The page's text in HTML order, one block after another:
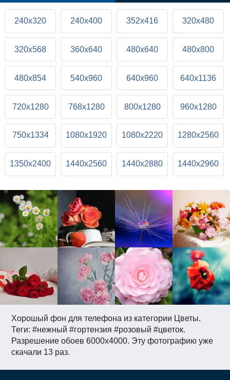
Хорошый фон для телефона из категории Цветы.
Теги: #нежный #гортензия #розовый #цветок.
Разрешение обоев 6000x4000. Эту фотографию уже
скачали 13 раз.
240x320 240x400 352x416 320x480
320x568 360x640 480x640 480x800
480x854 540x960 640x960 640x1136
720x1280 768x1280 800x1280 960x1280
750x1334 1080x1920 1080x2220 1280x2560
1350x2400 1440x2560 1440x2880 1440x2960